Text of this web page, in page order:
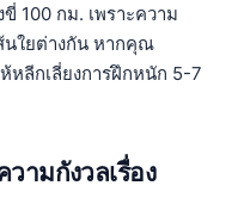
100 กม. เพราะความ
นใยต่างกัน หากคุณ
หลีกเลี่ยงการฝึกหนัก 5-7
ามกังวลเรื่อง